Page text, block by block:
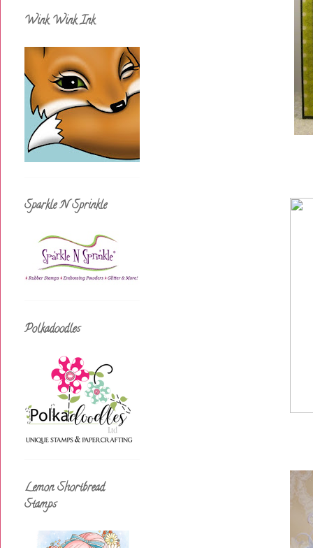
Wink Wink Ink
Sparkle N Sprinkle
Polkadoodles
Lemon Shortbread
Stamps